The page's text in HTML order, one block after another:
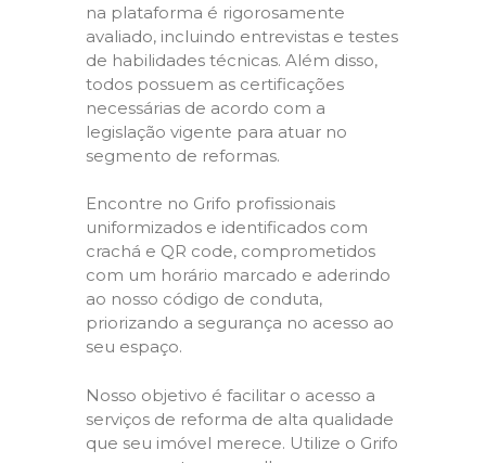
na plataforma é rigorosamente
avaliado, incluindo entrevistas e testes
de habilidades técnicas. Além disso,
todos possuem as certificações
necessárias de acordo com a
legislação vigente para atuar no
segmento de reformas.
Encontre no Grifo profissionais
uniformizados e identificados com
crachá e QR code, comprometidos
com um horário marcado e aderindo
ao nosso código de conduta,
priorizando a segurança no acesso ao
seu espaço.
Nosso objetivo é facilitar o acesso a
serviços de reforma de alta qualidade
que seu imóvel merece. Utilize o Grifo